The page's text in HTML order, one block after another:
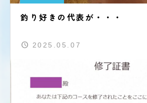
釣り好きの代表が・・・
2025.05.07